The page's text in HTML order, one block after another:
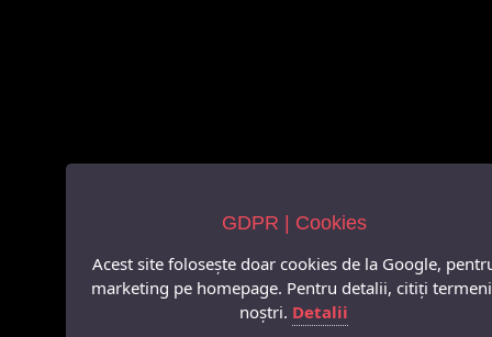
GDPR | Cookies
Acest site folosește doar cookies de la Google,
marketing pe homepage. Pentru detalii, citiți
noștri. Detalii